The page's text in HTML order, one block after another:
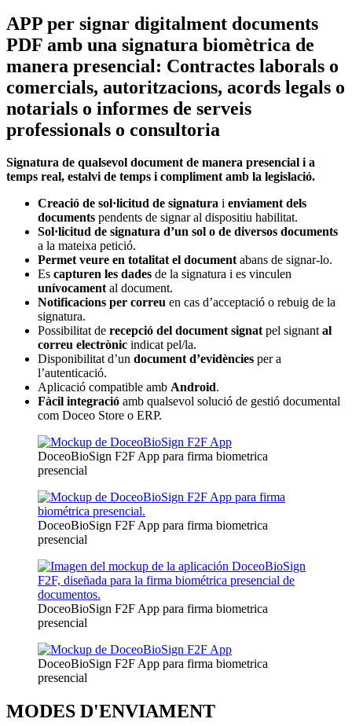
APP per signar digitalment documents
PDF amb una signatura biomètrica de
manera presencial: Contractes laborals o
comercials, autoritzacions, acords legals o
notarials o informes de serveis
professionals o consultoria
Signatura de qualsevol document de manera presencial i a
temps real, estalvi de temps i compliment amb la legislació.
Creació de sol·licitud de signatura i enviament dels
documents pendents de signar al dispositiu habilitat.
Sol·licitud de signatura d’un sol o de diversos documents
a la mateixa petició.
Permet veure en totalitat el documentabans de signar-lo.
Es capturen les dades de la signatura i es vinculen
unívocamental document.
Notificacions per correu en cas d’acceptació o rebuig de la
signatura.
Possibilitat de recepció del document signatpel signantal
correu electrònic indicat pel/la.
Disponibilitat d’un document d’evidències per a
l’autenticació.
Aplicació compatible amb Android.
Fàcil integració amb qualsevol solució de gestió documental
com Doceo Store o ERP.
DoceoBioSign F2F App para firma biometrica
presencial
DoceoBioSign F2F App para firma biometrica
presencial
DoceoBioSign F2F App para firma biometrica
presencial
DoceoBioSign F2F App para firma biometrica
presencial
MODES D'ENVIAMENT